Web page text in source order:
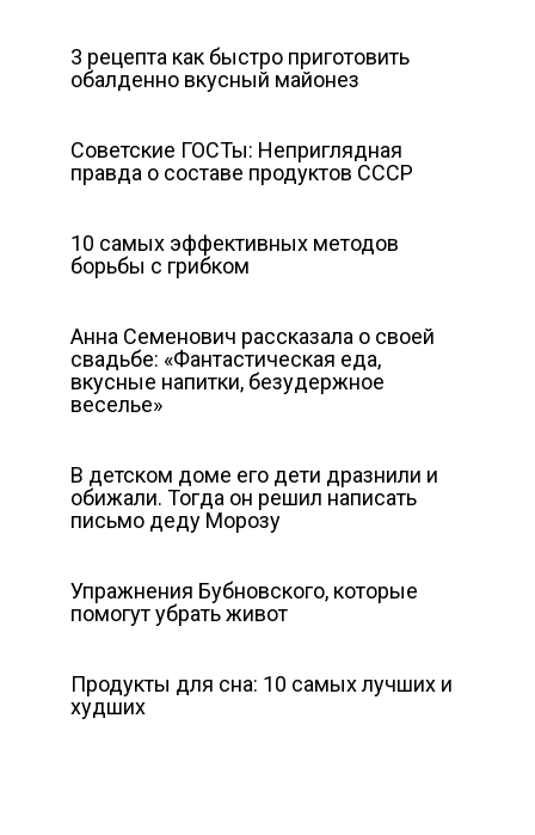
3 рецепта как быстро приготовить
обалденно вкусный майонез
Советские ГОСТы: Неприглядная
правда о составе продуктов СССР
10 самых эффективных методов
борьбы с грибком
Анна Семенович рассказала о своей
свадьбе: «Фантастическая еда,
вкусные напитки, безудержное
веселье»
В детском доме его дети дразнили и
обижали. Тогда он решил написать
письмо деду Морозу
Упражнения Бубновского, которые
помогут убрать живот
Продукты для сна: 10 самых лучших и
худших